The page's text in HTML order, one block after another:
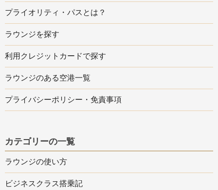
プライオリティ・パスとは？
ラウンジを探す
利用クレジットカードで探す
ラウンジのある空港一覧
プライバシーポリシー・免責事項
カテゴリーの一覧
ラウンジの使い方
ビジネスクラス搭乗記